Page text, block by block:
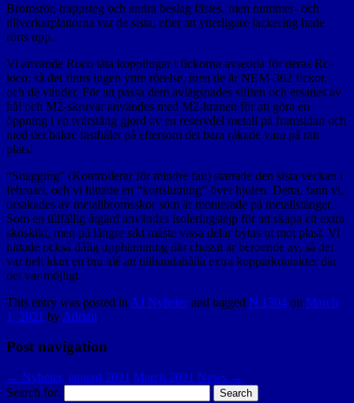
Bromsrör, trappsteg och andra beslag fästes, men nummer- och
tillverkarplattorna var de sista, efter att ytterligare lackering hade
rörts upp.
Vi använde Roco täta kopplingar i fickorna avsedda för deras Rc-
loco; så det finns ingen yttre rörelse, men de är NEM-362 fickor,
och de vänder. För att passa dem avlägsnades stiften och ersattes av
hål och M2-skruvar användes med M2-kranen för att göra en
öppning i en tvärstång gjord av en reservdel metall på framsidan och
med det bakre fästhålet på eftersom det bara råkade vara på rätt
plats!
“Snagging” (Kontrollerar för mindre fau) startade den sista veckan i
februari, och vi hittade en “kortslutning” över hjulen. Detta, fann vi,
orsakades av metallbromsskor som är monterade på metallstänger.
Som en tillfällig åtgärd användes isoleringstejp för att skapa ett extra
skoskikt, men på längre sikt måste vissa delar bytas ut mot plast. Vi
hittade också dålig upphämtning där chassit är beroende av, så det
var helt klart en bra idé att tillhandahålla extra kopparkontakter där
det var möjligt.
This entry was posted in AJ Nyheter and tagged N 1304 on March
1, 2021 by Adrian.
Post navigation
← Nyheter, januari 2021 March 2021 News →
Search for: